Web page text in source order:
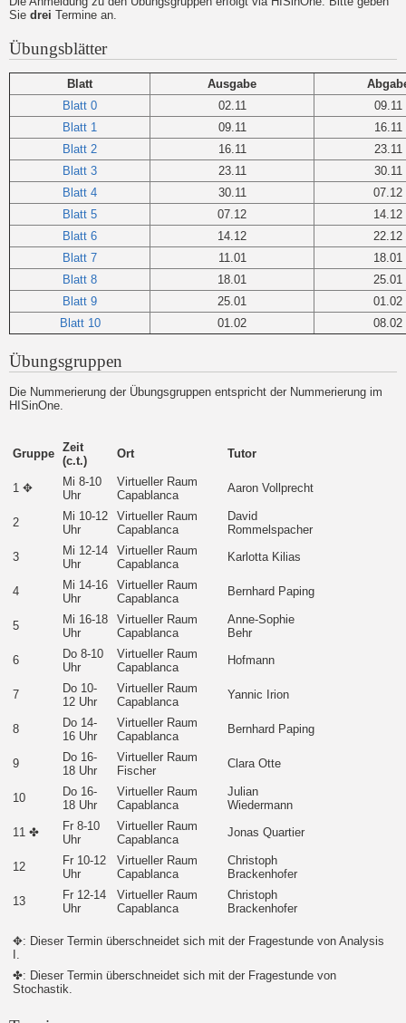
Sie drei Termine an.
Übungsblätter
Blatt Ausgabe
Blatt 0
02.11
09.11
Blatt 1
09.11
16.11
Blatt 2
16.11
23.11
Blatt 3
23.11
30.11
Blatt 4
30.11
07.12
Blatt 5
07.12
14.12
Blatt 6
14.12
22.12
Blatt 7
11.01
18.01
Blatt 8
18.01
25.01
Blatt 9
25.01
01.02
Blatt 10
01.02 08.02
Übungsgruppen
Die Nummerierung der Übungsgruppen entspricht der Nummerierung im
HISinOne.
Gruppe
Zeit
(c.t.)
Ort Tutor
1 ✥
Mi 8-10
Uhr
Virtueller Raum
Capablanca
Aaron Vollprecht
2
Mi 10-12
Uhr
Virtueller Raum
Capablanca
David
Rommelspacher
3
Mi 12-14
Uhr
Virtueller Raum
Capablanca
Karlotta Kilias
4
Mi 14-16
Uhr
Virtueller Raum
Capablanca
Bernhard Paping
5
Mi 16-18
Uhr
Virtueller Raum
Capablanca
Anne-Sophie
Behr
6
Do 8-10
Uhr
Virtueller Raum
Capablanca
Hofmann
7
Do 10-
12 Uhr
Virtueller Raum
Capablanca
Yannic Irion
8
Do 14-
16 Uhr
Virtueller Raum
Capablanca
Bernhard Paping
9
Do 16-
18 Uhr
Virtueller Raum
Fischer
Clara Otte
10
Do 16-
18 Uhr
Virtueller Raum
Capablanca
Julian
Wiedermann
11 ✤
Fr 8-10
Uhr
Virtueller Raum
Capablanca
Jonas Quartier
12
Fr 10-12
Uhr
Virtueller Raum
Capablanca
Christoph
Brackenhofer
13
Fr 12-14
Uhr
Virtueller Raum
Capablanca
Christoph
Brackenhofer
✥: Dieser Termin überschneidet sich mit der Fragestunde von Analysis
I.
✤: Dieser Termin überschneidet sich mit der Fragestunde von
Stochastik.